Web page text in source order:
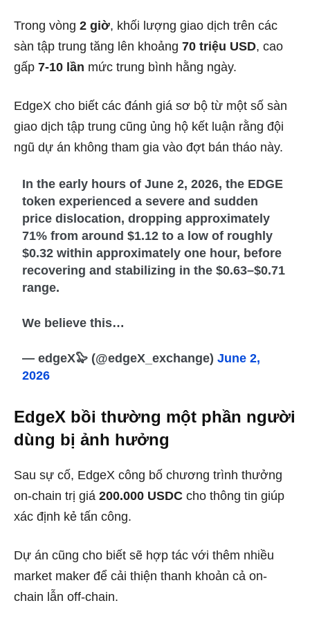
Trong vòng 2 giờ, khối lượng giao dịch trên các
sàn tập trung tăng lên khoảng 70 triệu USD, cao
gấp 7-10 lần mức trung bình hằng ngày.
EdgeX cho biết các đánh giá sơ bộ từ một số sàn
giao dịch tập trung cũng ủng hộ kết luận rằng đội
ngũ dự án không tham gia vào đợt bán tháo này.
In the early hours of June 2, 2026, the EDGE
token experienced a severe and sudden
price dislocation, dropping approximately
71% from around $1.12 to a low of roughly
$0.32 within approximately one hour, before
recovering and stabilizing in the $0.63–$0.71
range.
We believe this…
— edgeX🦭 (@edgeX_exchange)June 2,
2026
EdgeX bồi thường một phần người
dùng bị ảnh hưởng
Sau sự cố, EdgeX công bố chương trình thưởng
on-chain trị giá 200.000 USDC cho thông tin giúp
xác định kẻ tấn công.
Dự án cũng cho biết sẽ hợp tác với thêm nhiều
market maker để cải thiện thanh khoản cả on-
chain lẫn off-chain.